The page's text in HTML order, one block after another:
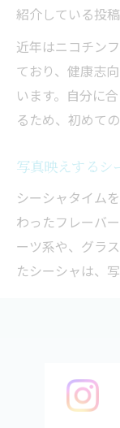
紹介している投
近年はニコチン
ており、健康志
います。自分に
るため、初めて
写真映えするシ
シーシャタイム
わったフレーバ
ーツ系や、グラ
たシーシャは、
SNSでは、シー
れな店内の雰囲
写真が撮れます
所での撮影では